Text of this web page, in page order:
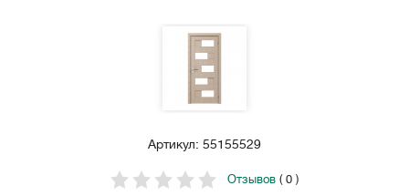
Артикул: 55155529
Отзывов ( 0 )